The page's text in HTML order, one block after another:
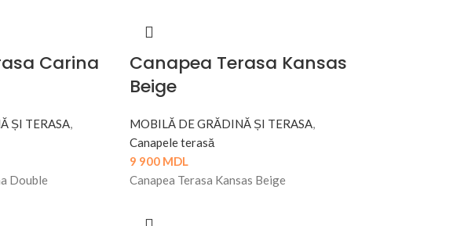
Carina
ȘI TERASA,
Double
Canapea Terasa Kansas
Beige
MOBILĂ DE GRĂDINĂ ȘI TERASA,
Canapele terasă
9 900 MDL
Canapea Terasa Kansas Beige